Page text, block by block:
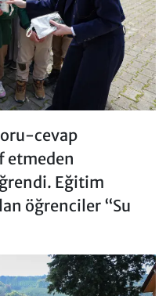
cevap
etmeden
Eğitim
öğrenciler “Su